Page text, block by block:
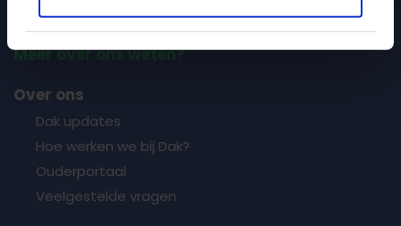
Meer over ons weten?
Over ons
Dak updates
Hoe werken we bij Dak?
Ouderportaal
Veelgestelde vragen